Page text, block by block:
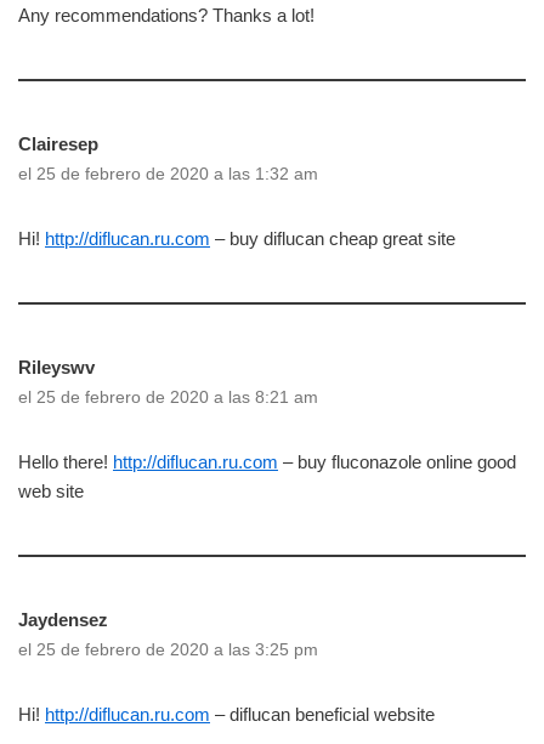
Any recommendations? Thanks a lot!
Clairesep
el 25 de febrero de 2020 a las 1:32 am
Hi! http://diflucan.ru.com – buy diflucan cheap great site
Rileyswv
el 25 de febrero de 2020 a las 8:21 am
Hello there! http://diflucan.ru.com – buy fluconazole online good
web site
Jaydensez
el 25 de febrero de 2020 a las 3:25 pm
Hi! http://diflucan.ru.com – diflucan beneficial website